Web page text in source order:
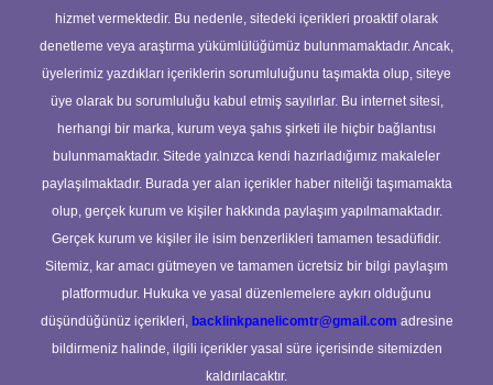
hizmet vermektedir. Bu nedenle, sitedeki içerikleri proaktif olarak
denetleme veya araştırma yükümlülüğümüz bulunmamaktadır. Ancak,
üyelerimiz yazdıkları içeriklerin sorumluluğunu taşımakta olup, siteye
üye olarak bu sorumluluğu kabul etmiş sayılırlar. Bu internet sitesi,
herhangi bir marka, kurum veya şahıs şirketi ile hiçbir bağlantısı
bulunmamaktadır. Sitede yalnızca kendi hazırladığımız makaleler
paylaşılmaktadır. Burada yer alan içerikler haber niteliği taşımamakta
olup, gerçek kurum ve kişiler hakkında paylaşım yapılmamaktadır.
Gerçek kurum ve kişiler ile isim benzerlikleri tamamen tesadüfidir.
Sitemiz, kar amacı gütmeyen ve tamamen ücretsiz bir bilgi paylaşım
platformudur. Hukuka ve yasal düzenlemelere aykırı olduğunu
düşündüğünüz içerikleri, backlinkpanelicomtr@gmail.com adresine
bildirmeniz halinde, ilgili içerikler yasal süre içerisinde sitemizden
kaldırılacaktır.